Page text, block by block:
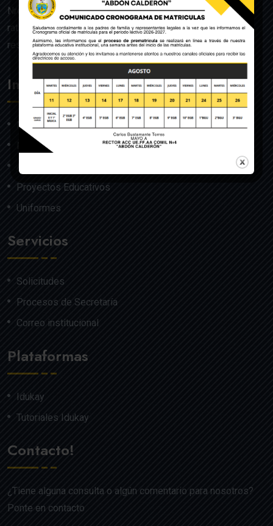
Nro. 140, dado en Quito el 22 de julio del año 1992 y
ratificado por el Ministerio de Educación mediante
resolución Nro. 608 del 29 de julio de 1992.
Institución
Nosotros
Misión y Visión
Proyectos Educativos
Uniformes
Servicios
Solicitudes
Procesos de Secretaría
Correo institucional
Plataformas
Idukay
Tutoriales Idukay
Contacto!
¿Tiene alguna consulta o algún comentario para nosotros?
Ponte en contacto